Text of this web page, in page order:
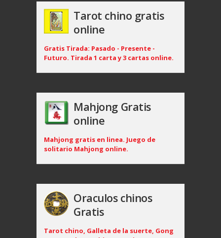
Tarot chino gratis
online
Gratis Tirada: Pasado - Presente -
Futuro. Tirada 1 carta y 3 cartas online.
Mahjong Gratis
online
Mahjong gratis en linea. Juego de
solitario Mahjong online.
Oraculos chinos
Gratis
Tarot chino, Galleta de la suerte, Gong